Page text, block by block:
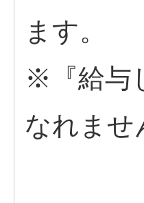
ます。
※『給与
なれませ